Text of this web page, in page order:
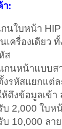
า:
กนใบหน้า
เครื่องเดียว
ส
กนหน้าแบบส
งรหัสแยกแต่
ห้ดึงข้อมูลเข้
บ 2,000 ใบห
บ 10,000 ลา